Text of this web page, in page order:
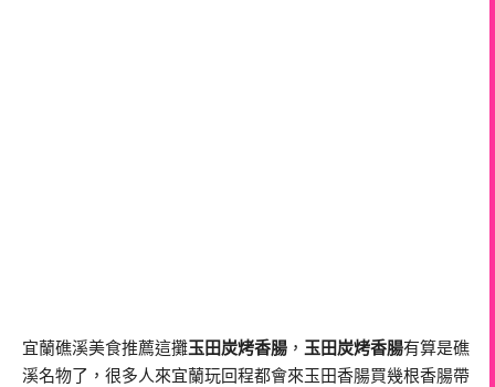
宜蘭礁溪美食推薦這攤玉田炭烤香腸 ， 玉田炭烤香腸有算是礁
溪名物了，很多人來宜蘭玩回程都會來玉田香腸買幾根香腸帶